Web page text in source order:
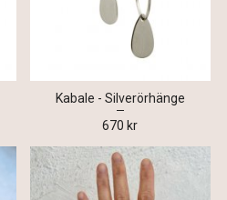
Kabale - Silverörhänge
670 kr